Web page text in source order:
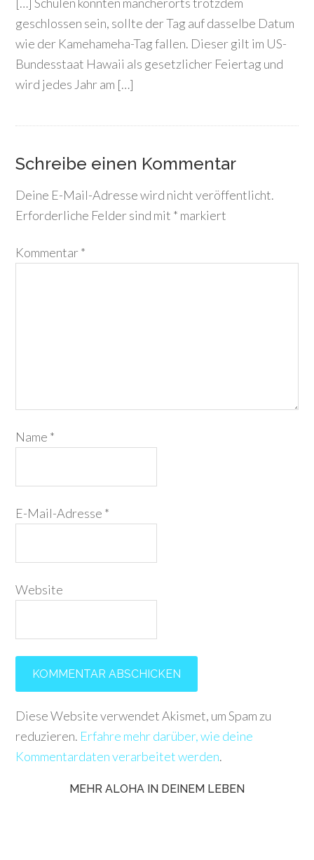
geschlossen sein, sollte der Tag auf dasselbe Datum
wie der Kamehameha-Tag fallen. Dieser gilt im US-
Bundesstaat Hawaii als gesetzlicher Feiertag und
wird jedes Jahr am […]
Schreibe einen Kommentar
Deine E-Mail-Adresse wird nicht veröffentlicht.
Erforderliche Felder sind mit * markiert
Kommentar*
Name *
E-Mail-Adresse *
Website
Diese Website verwendet Akismet, um Spam zu
reduzieren. Erfahre mehr darüber, wie deine
Kommentardaten verarbeitet werden.
MEHR ALOHA IN DEINEM LEBEN